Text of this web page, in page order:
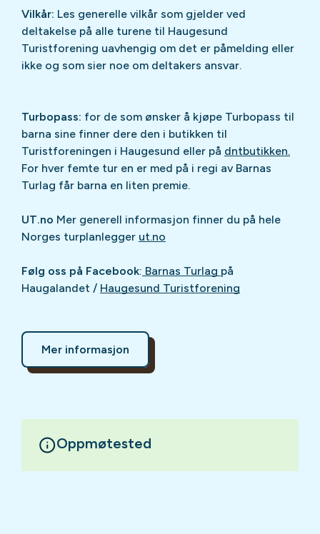
Vilkår: Les generelle vilkår som gjelder ved
deltakelse på alle turene til Haugesund
Turistforening uavhengig om det er påmelding eller
ikke og som sier noe om deltakers ansvar.
Turbopass: for de som ønsker å kjøpe Turbopass til
barna sine finner dere den i butikken til
Turistforeningen i Haugesund eller på dntbutikken.
For hver femte tur en er med på i regi av Barnas
Turlag får barna en liten premie.
UT.no Mer generell informasjon finner du på hele
Norges turplanlegger ut.no
Følg oss på Facebook: Barnas Turlag på
Haugalandet / Haugesund Turistforening
Mer informasjon
Oppmøtested